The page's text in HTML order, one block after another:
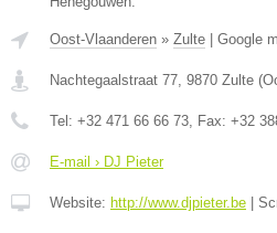
Oost-Vlaanderen » Zulte Google
Nachtegaalstraat 77, 9870 Zulte (
Tel: +32 471 66 66 73, Fax: +32
E-mail › DJ Pieter
Website: http://www.djpieter.be